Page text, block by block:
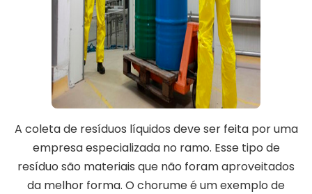
A coleta de resíduos líquidos deve ser feita por uma
empresa especializada no ramo. Esse tipo de
resíduo são materiais que não foram aproveitados
da melhor forma. O chorume é um exemplo de